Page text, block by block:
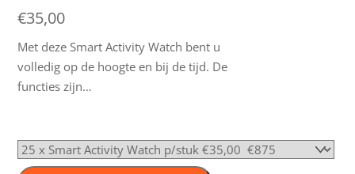
€35,00
Met deze Smart Activity Watch bent u
volledig op de hoogte en bij de tijd. De
functies zijn…